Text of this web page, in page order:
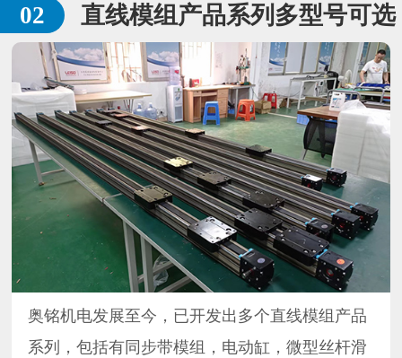
直线模组产品系列多型号可选
奥铭机电发展至今，已开发出多个直线模组产品
系列，包括有同步带模组，电动缸，微型丝杆滑